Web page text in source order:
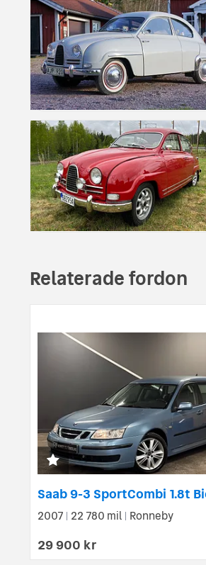
Relaterade fordon
2007 22 780 mil Ronneby
29 900 kr